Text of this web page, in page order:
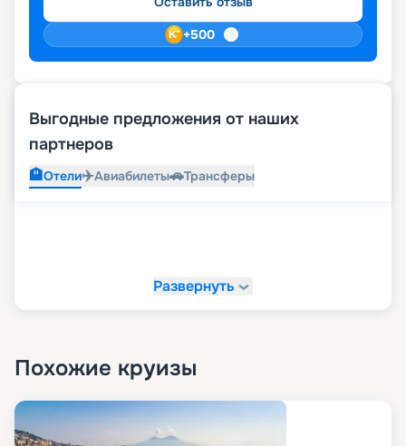
+500
Выгодные предложения от наших
партнеров
🏨Отели✈️Авиабилеты🚗Трансферы
Развернуть
Похожие круизы